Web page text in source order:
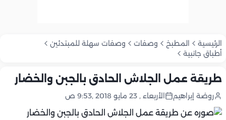
الرئيسية المطبخ وصفات
وصفات سهلة للمبتدئين
أطباق جانبية
طريقة عمل الجلاش الحادق بالجبن والخضار
روضة إبراهيم الأربعاء , 23 مايو 2018 ,9:53 ص